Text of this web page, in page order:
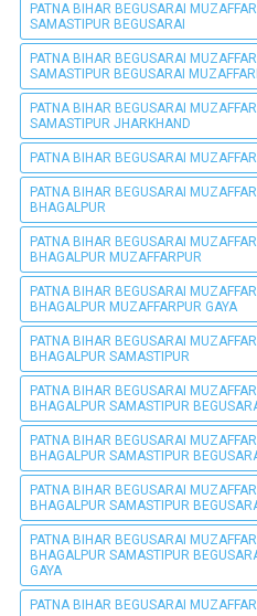
PATNA BIHAR BEGUSARAI
SAMASTIPUR BEGUSARAI
PATNA BIHAR BEGUSARAI
SAMASTIPUR BEGUSARAI
PATNA BIHAR BEGUSARAI
SAMASTIPUR JHARKHAND
PATNA BIHAR BEGUSARAI
PATNA BIHAR BEGUSARAI
BHAGALPUR
PATNA BIHAR BEGUSARAI
BHAGALPUR MUZAFFARPUR
PATNA BIHAR BEGUSARAI
BHAGALPUR MUZAFFARPUR GAYA
PATNA BIHAR BEGUSARAI
BHAGALPUR SAMASTIPUR
PATNA BIHAR BEGUSARAI
BHAGALPUR SAMASTIPUR
PATNA BIHAR BEGUSARAI
BHAGALPUR SAMASTIPUR
PATNA BIHAR BEGUSARAI
BHAGALPUR SAMASTIPUR
PATNA BIHAR BEGUSARAI
BHAGALPUR SAMASTIPUR
GAYA
PATNA BIHAR BEGUSARAI